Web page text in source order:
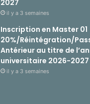
2027
il y a 3 semaines
Inscription en Master 01
20%/Réintégration/
Antérieur au titre de
universitaire 2026-2027
il y a 3 semaines